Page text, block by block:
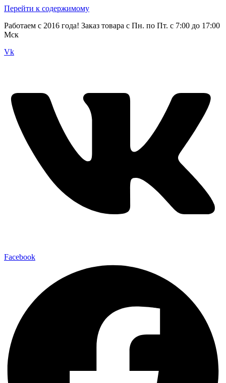
Перейти к содержимому
Работаем с 2016 года! Заказ товара с Пн. по Пт. с 7:00 до 17:00
Мск
Vk
Facebook